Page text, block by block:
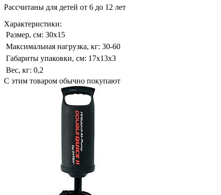
Рассчитаны для детей от 6 до 12 лет
Характеристики:
Размер, см: 30х15
Максимальная нагрузка, кг: 30-60
Габариты упаковки, см: 17х13х3
Вес, кг: 0,2
С этим товаром обычно покупают